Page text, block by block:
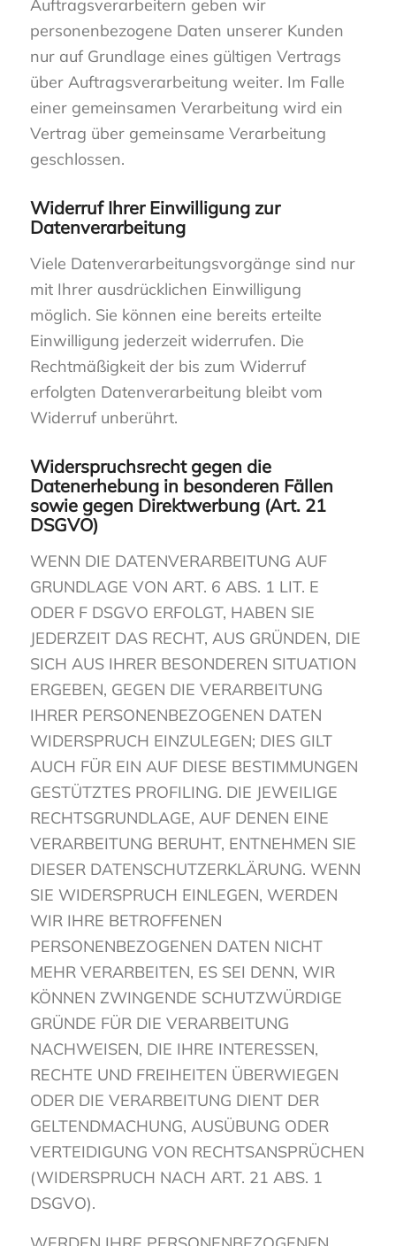
Auftragsverarbeitern geben wir
personenbezogene Daten unserer Kunden
nur auf Grundlage eines gültigen Vertrags
über Auftragsverarbeitung weiter. Im Falle
einer gemeinsamen Verarbeitung wird ein
Vertrag über gemeinsame Verarbeitung
geschlossen.
Widerruf Ihrer Einwilligung zur
Datenverarbeitung
Viele Datenverarbeitungsvorgänge sind nur
mit Ihrer ausdrücklichen Einwilligung
möglich. Sie können eine bereits erteilte
Einwilligung jederzeit widerrufen. Die
Rechtmäßigkeit der bis zum Widerruf
erfolgten Datenverarbeitung bleibt vom
Widerruf unberührt.
Widerspruchsrecht gegen die
Datenerhebung in besonderen Fällen
sowie gegen Direktwerbung (Art. 21
DSGVO)
WENN DIE DATENVERARBEITUNG AUF
GRUNDLAGE VON ART. 6 ABS. 1 LIT. E
ODER F DSGVO ERFOLGT, HABEN SIE
JEDERZEIT DAS RECHT, AUS GRÜNDEN, DIE
SICH AUS IHRER BESONDEREN SITUATION
ERGEBEN, GEGEN DIE VERARBEITUNG
IHRER PERSONENBEZOGENEN DATEN
WIDERSPRUCH EINZULEGEN; DIES GILT
AUCH FÜR EIN AUF DIESE BESTIMMUNGEN
GESTÜTZTES PROFILING. DIE JEWEILIGE
RECHTSGRUNDLAGE, AUF DENEN EINE
VERARBEITUNG BERUHT, ENTNEHMEN SIE
DIESER DATENSCHUTZERKLÄRUNG. WENN
SIE WIDERSPRUCH EINLEGEN, WERDEN
WIR IHRE BETROFFENEN
PERSONENBEZOGENEN DATEN NICHT
MEHR VERARBEITEN, ES SEI DENN, WIR
KÖNNEN ZWINGENDE SCHUTZWÜRDIGE
GRÜNDE FÜR DIE VERARBEITUNG
NACHWEISEN, DIE IHRE INTERESSEN,
RECHTE UND FREIHEITEN ÜBERWIEGEN
ODER DIE VERARBEITUNG DIENT DER
GELTENDMACHUNG, AUSÜBUNG ODER
VERTEIDIGUNG VON RECHTSANSPRÜCHEN
(WIDERSPRUCH NACH ART. 21 ABS. 1
DSGVO).